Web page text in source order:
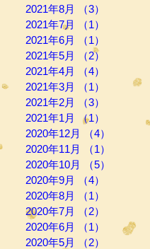
2021年8月
（3）
2021年7月
（1）
2021年6月
（1）
2021年5月
（2）
2021年4月
（4）
2021年3月
（1）
1件の記事
2021年2月
（3）
2021年1月
（1）
1件の記事
2020年12月
（4）
2020年11月
（1）
2020年10月
（5）
2020年9月
（4）
2020年8月
（1）
2020年7月
（2）
2020年6月
（1）
1件の記事
2020年5月
（2）